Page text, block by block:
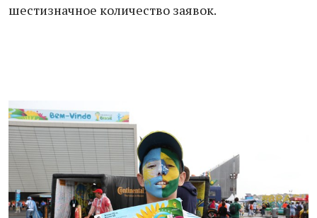
шестизначное количество заявок.